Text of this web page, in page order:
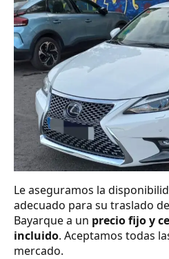
Le aseguramos la
adecuado para su traslado
Bayarque a un precio fijo y
incluido. Aceptamos todas
mercado.